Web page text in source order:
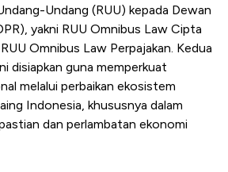
Undang (RUU) kepada Dewan
yakni RUU Omnibus Law Cipta
Omnibus Law Perpajakan. Kedua
disiapkan guna memperkuat
melalui perbaikan ekosistem
Indonesia, khususnya dalam
dan perlambatan ekonomi